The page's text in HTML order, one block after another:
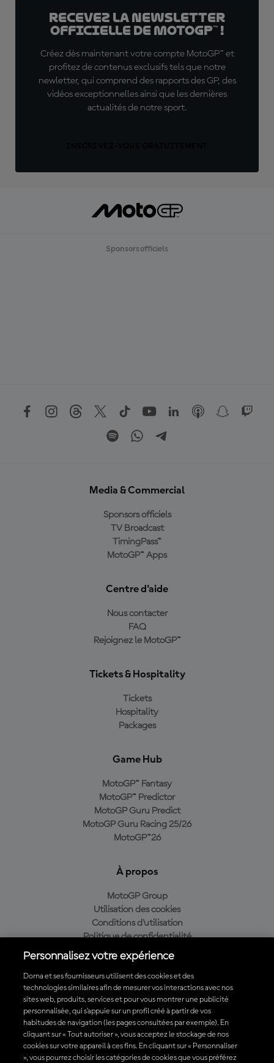
Recevez la Newsletter
officielle de MotoGP™ !
Créez dès maintenant votre compte MotoGP™ et
profitez de contenus exclusifs tels que notre
newletter, qui comprend des rapports des GP, des
vidéos exceptionnelles ainsi que les dernières
actualités de notre sport.
Sponsors officiels
Media & Commercial
Sponsors officiels
TV Broadcast
TimingPass™
MotoGP™ Apps
Centre d'aide
Nous contacter
FAQ
Rejoignez le MotoGP™
Tickets & Hospitality
Tickets
Hospitality
Packages
Game Hub
MotoGP™ Fantasy
MotoGP™ Predictor
MotoGP Guru Predict
MotoGP Guru Racing 25/26
MotoGP™26
À propos
MotoGP Group
Utilisation des cookies
Conditions d'utilisation
Politique de confidentialité
Politique d’achat
Télécharger l'appli officielle du MotoGP™
Personnalisez votre expérience
Dorna et ses fournisseurs utilisent des cookies et des
technologies similaires afin de mesurer vos interactions avec nos
sites web, produits, services et pour vous montrer une publicité
personnalisée, qui s’appuie sur un profil créé à partir de vos
habitudes de navigation (les pages consultées par exemple). En
cliquant sur « Tout autoriser », vous acceptez le stockage de nos
cookies sur votre appareil à ces fins. En cliquant sur « Personnaliser
», vous pourrez choisir les catégories de cookies que vous préférez